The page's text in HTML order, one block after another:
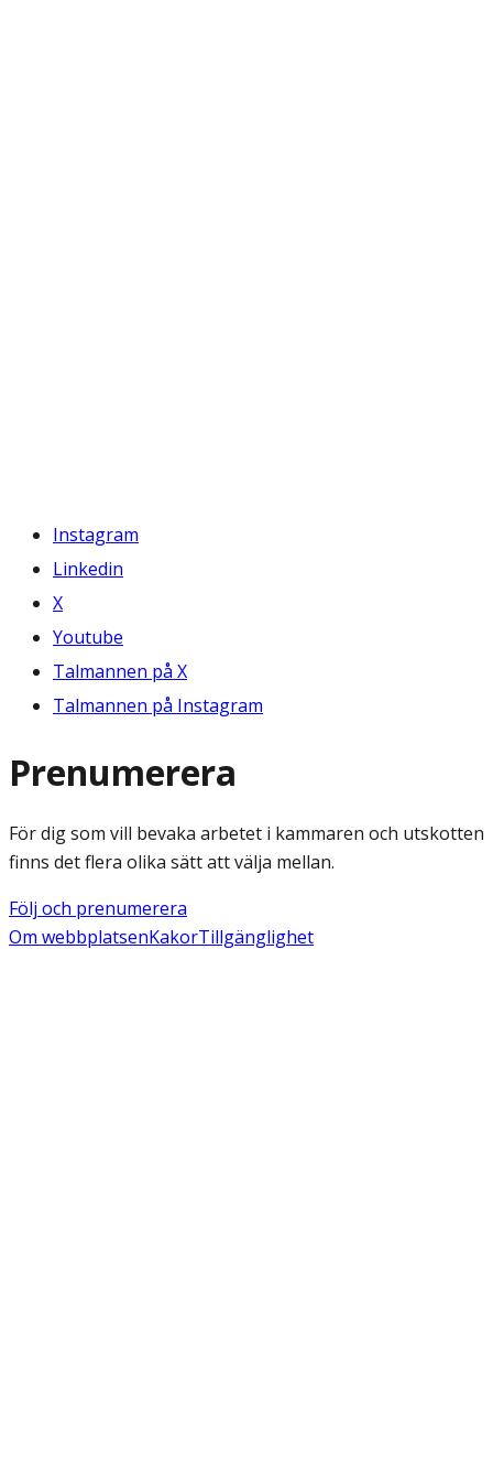
Instagram
Linkedin
X
Youtube
Talmannen på X
Talmannen på Instagram
Prenumerera
För dig som vill bevaka arbetet i kammaren och utskotten
finns det flera olika sätt att välja mellan.
Följ och prenumerera
Om webbplatsenKakorTillgänglighet